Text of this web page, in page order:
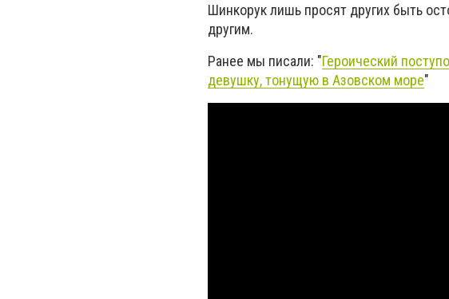
Шинкорук лишь просят других быть
другим.
Ранее мы писали: "Героический
девушку, тонущую в Азовском море"